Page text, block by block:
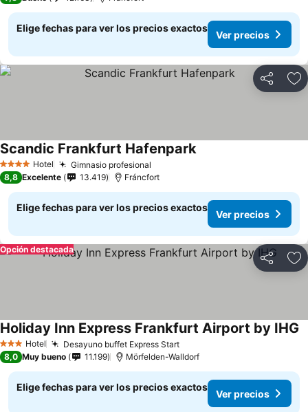
Elige fechas para ver los precios exactos
Ver precios
Compartir
4 EstrellasHotel Gimnasio profesional
Scandic Frankfurt Hafenpark
8,8 Excelente 13.419 Fráncfort
Elige fechas para ver los precios exactos
Ver precios
Compartir
Opción destacada
3 Estrellas
Hotel Desayuno buffet Express Start
Holiday Inn Express Frankfurt Airport by IHG
8,0 Muy bueno 11.199 Mörfelden-Walldorf
Elige fechas para ver los precios exactos
Ver precios